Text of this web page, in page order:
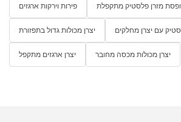
פירות וירקות ארגזים מזרן פלסטיק מתקפלת
יצרן מכולות גדול בתפזורת עם יצרן מחלקים
יצרן ארגזים מתקפל יצרן מכולות מכסה מחובר